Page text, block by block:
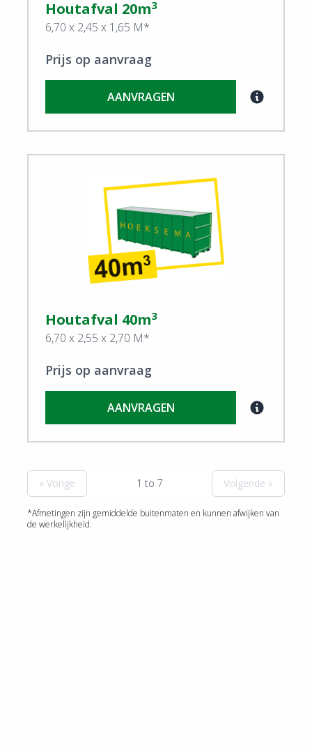
Houtafval 20m3
6,70 x 2,45 x 1,65 M*
Prijs op aanvraag
AANVRAGEN
View Houtafval
Houtafval 40m3
6,70 x 2,55 x 2,70 M*
Prijs op aanvraag
AANVRAGEN
« Vorige 1 to 7 Volgende »
*Afmetingen zijn gemiddelde buitenmaten en kunnen afwijken van
de werkelijkheid.